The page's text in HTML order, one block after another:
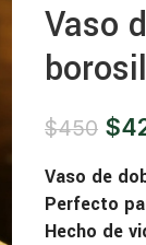
Vaso
$450 $
Vaso de
Perfecto
Hecho de